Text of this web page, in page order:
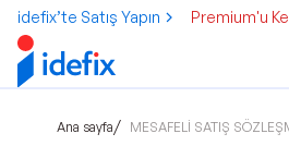
idefix’te Satış Yapın Premium'u
Ana sayfa/ MESAFELİ SATIŞ